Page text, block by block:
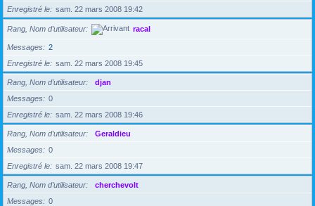
Enregistré le
sam. 22 mars 2008 19:42
Rang, Nom d’utilisateur racal
Messages
2
Enregistré le
sam. 22 mars 2008 19:45
Rang, Nom d’utilisateur
djan
Messages
0
Enregistré le
sam. 22 mars 2008 19:46
Rang, Nom d’utilisateur
Geraldieu
Messages
0
Enregistré le
sam. 22 mars 2008 19:47
Rang, Nom d’utilisateur
cherchevolt
Messages
0